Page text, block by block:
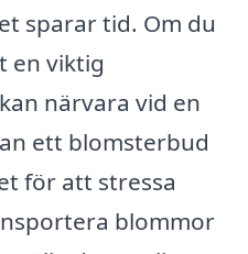
sparar tid. Om du
en viktig
närvara vid en
ett blomsterbud
för att stressa
blommor